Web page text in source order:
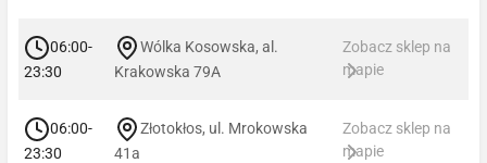
06:00-
23:30
Wólka Kosowska, al.
Krakowska 79A
Zobacz sklep na
mapie
06:00-
23:30
Złotokłos, ul. Mrokowska
41a
Zobacz sklep na
mapie